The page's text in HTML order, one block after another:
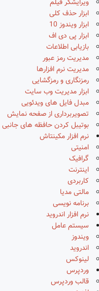
ویرایشگر فیلم
ابزار حذف کلی
ابزار ویندوز 10
ابزار پی دی اف
بازیابی اطلاعات
مدیریت رمز عبور
مدیریت نرم افزارها
رمزنگاری و رمزگشایی
ابزار مدیریت وب سایت
مبدل فایل های ویدئویی
تصویربرداری از صفحه نمایش
بوتیبل کردن حافظه های جانبی
نرم افزار مکینتاش
امنیتی
گرافیک
اینترنت
کاربردی
مالتی مدیا
برنامه نویسی
نرم افزار اندروید
سیستم عامل
ویندوز
اندروید
لینوکس
وردپرس
قالب وردپرس